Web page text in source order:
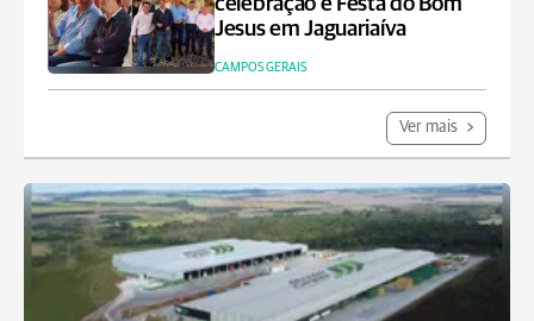
Jesus em Jaguariaíva
CAMPOS GERAIS
Ver mais